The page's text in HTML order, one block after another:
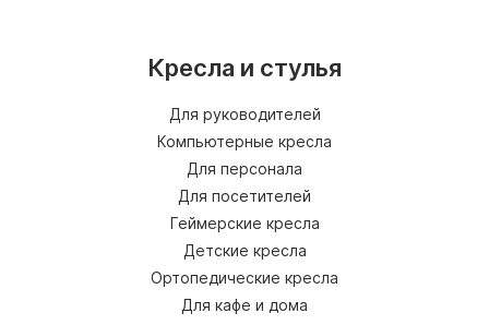
Кресла и стулья
Для руководителей
Компьютерные кресла
Для персонала
Для посетителей
Геймерские кресла
Детские кресла
Ортопедические кресла
Для кафе и дома